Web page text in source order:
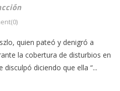
quien pateó y denigró a
la cobertura de disturbios en
disculpó diciendo que ella “...